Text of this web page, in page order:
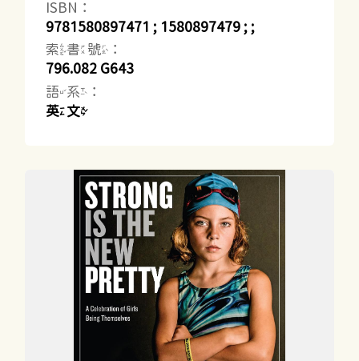
ISBN：
9781580897471 ; 1580897479 ; ;
索書號：
796.082 G643
語系：
英文